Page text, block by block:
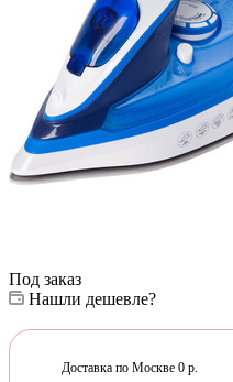
Под заказ
Нашли дешевле?
Доставка по Москве 0 р.